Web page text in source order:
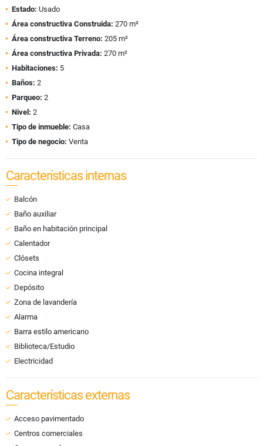
Estado: Usado
Área constructiva Construida: 270 m²
Área constructiva Terreno: 205 m²
Área constructiva Privada: 270 m²
Habitaciones: 5
Baños: 2
Parqueo: 2
Nivel: 2
Tipo de inmueble: Casa
Tipo de negocio: Venta
Características internas
Balcón
Baño auxiliar
Baño en habitación principal
Calentador
Clósets
Cocina integral
Depósito
Zona de lavandería
Alarma
Barra estilo americano
Biblioteca/Estudio
Electricidad
Características externas
Acceso pavimentado
Centros comerciales